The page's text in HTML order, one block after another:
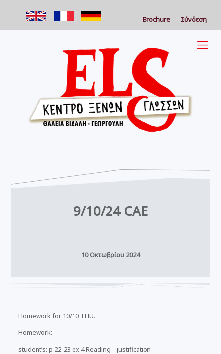
Brochure Σύνδεση
9/10/24 CAE
10 Οκτωβρίου 2024
Homework for 10/10 THU.
Homework:
student’s: p 22-23 ex 4 Reading – justification